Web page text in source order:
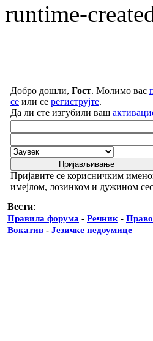
runtime-
Добро дошли, Гост. Молимо вас
се или се региструјте.
Да ли сте изгубили ваш
Пријавите се корисничким
имејлом, лозинком и дужином
Вести:
Правила форума - Речник -
Вокатив - Језичке недоумице